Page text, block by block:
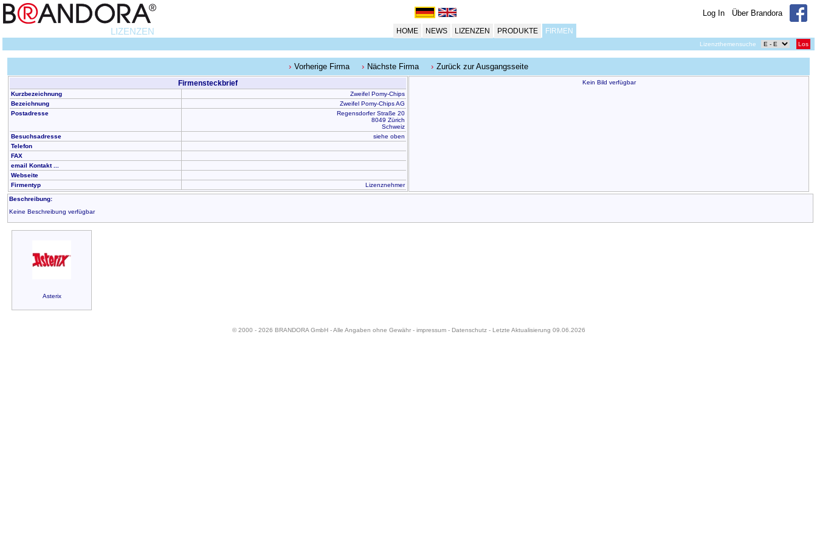
Log In Über Brandora
LIZENZEN HOME NEWS LIZENZEN PRODUKTE FIRMEN
Lizenzthemensuche Los
Vorherige Firma Nächste Firma Zurück zur Ausgangsseite
Firmensteckbrief
Kurzbezeichnung
Zweifel Pomy-Chips
Bezeichnung
Zweifel Pomy-Chips AG
Postadresse
Regensdorfer Straße 20
8049 Zürich
Schweiz
Besuchsadresse
siehe oben
Telefon
FAX
email Kontakt ...
Webseite
Firmentyp
Lizenznehmer
Kein Bild verfügbar
Beschreibung:
Keine Beschreibung verfügbar
Asterix
© 2000 - 2026 BRANDORA GmbH - Alle Angaben ohne Gewähr - impressum- Datenschutz- Letzte Aktualisierung 09.06.2026